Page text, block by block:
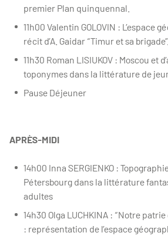
premier Plan quinquennal.
11h00 Valentin GOLOVIN : L’espace
récit d’A. Gaidar “Timur et sa brigade”.
11h30 Roman LISIUKOV : Moscou et
toponymes dans la littérature de
Pause Déjeuner
APRÈS-MIDI
14h00 Inna SERGIENKO :
Pétersbourg dans la littérature
adultes
14h30 Olga LUCHKINA : “Notre
: représentation de l’espace